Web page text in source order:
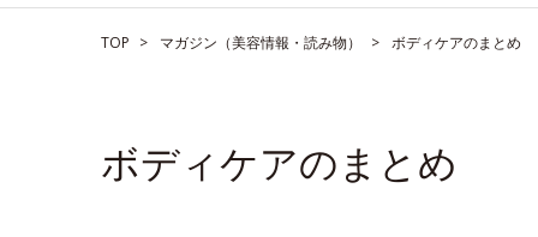
TOP マガジン（美容情報・読み物） ボディケアのまとめ
ボディケアのまとめ